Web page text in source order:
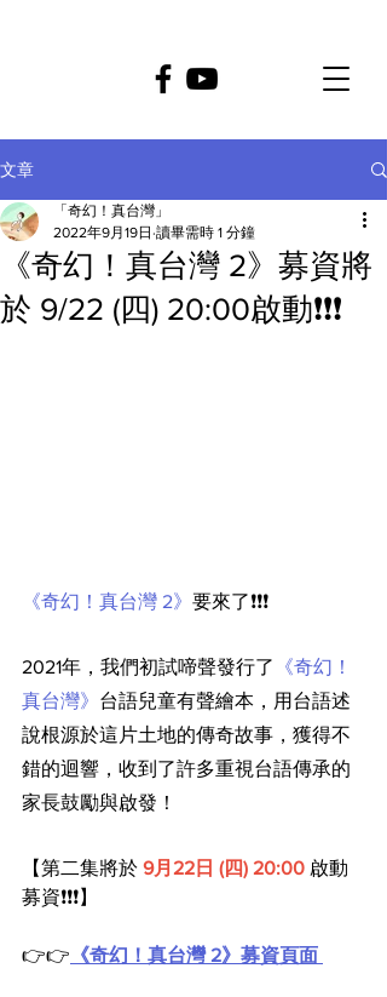
文章
《奇幻！真台灣 2》募資將
於 9/22 (四) 20:00啟動❗❗❗
「奇幻！真台灣」
2022年9月19日 讀畢需時 1 分鐘
《奇幻！真台灣 2》 要來了❗❗❗
2021年，我們初試啼聲發行了
《奇幻！
真台灣》 台語兒童有聲繪本，用台語述
說根源於這片土地的傳奇故事，獲得不
錯的迴響，收到了許多重視台語傳承的
家長鼓勵與啟發！
【第二集將於 9月22日 (四) 20:00 啟動
募資❗❗❗】
👉👉 《奇幻！真台灣 2》募資頁面